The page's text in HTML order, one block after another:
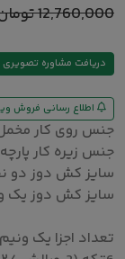
12,760,000
دریافت مشاوره تصویری
اطلاع رسانی فروش
جنس روی کار
جنس زیره کار
سایز کش دوز دو نفره
سایز کش دوز یک و
تعداد اجزا یک